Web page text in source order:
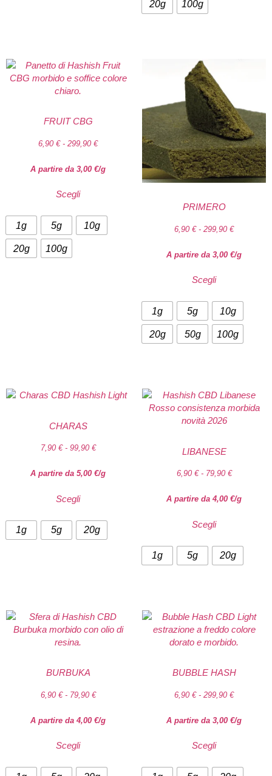
20g 100g
FRUIT CBG
6,90 € - 299,90 €
A partire da 3,00 €/g
Scegli
1g 5g 10g
20g 100g
PRIMERO
6,90 € - 299,90 €
A partire da 3,00 €/g
Scegli
1g 5g 10g
20g 50g 100g
CHARAS
7,90 € - 99,90 €
A partire da 5,00 €/g
Scegli
1g 5g 20g
LIBANESE
6,90 € - 79,90 €
A partire da 4,00 €/g
Scegli
1g 5g 20g
BURBUKA
6,90 € - 79,90 €
A partire da 4,00 €/g
Scegli
BUBBLE HASH
6,90 € - 299,90 €
A partire da 3,00 €/g
Scegli